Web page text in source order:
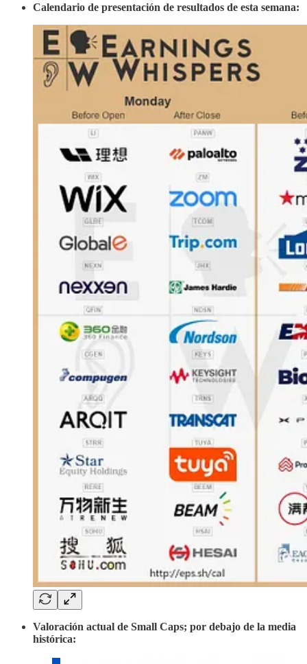
Calendario de presentación de resultados de esta semana:
Valoración actual de Small Caps; por debajo de la media
histórica: